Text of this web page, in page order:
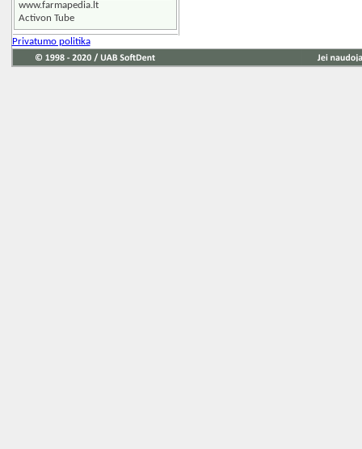
www.farmapedia.lt
Activon Tube
Privatumo politika